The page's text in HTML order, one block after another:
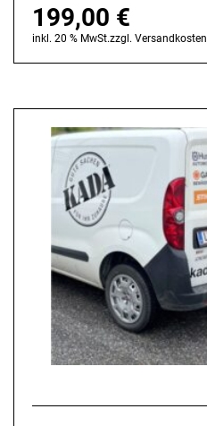
199,00 €
inkl. 20 % MwSt.zzgl. Versandkosten